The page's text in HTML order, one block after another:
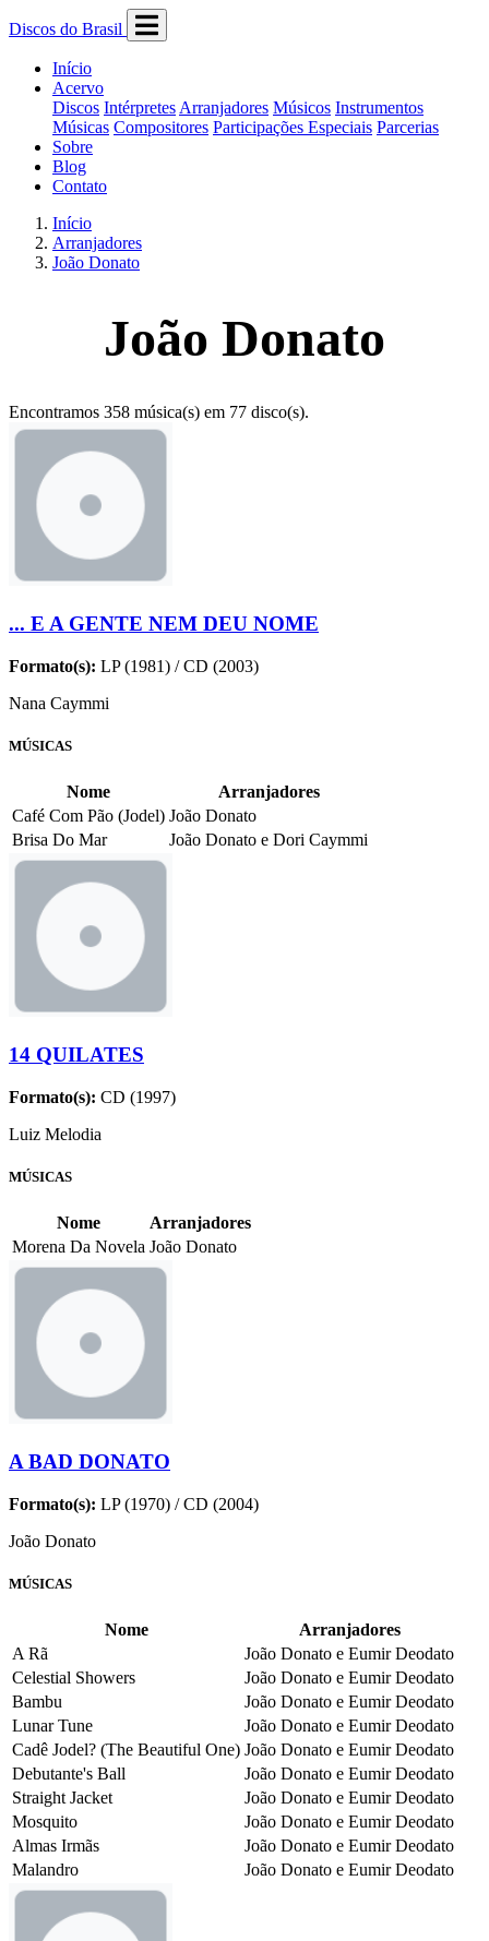
Discos do Brasil
Início
Acervo
Discos Intérpretes Arranjadores Músicos Instrumentos
Músicas Compositores Participações Especiais Parcerias
Sobre
Blog
Contato
Início
Arranjadores
João Donato
João Donato
Encontramos 358 música(s) em 77 disco(s).
... E A GENTE NEM DEU NOME
Formato(s): LP (1981) / CD (2003)
Nana Caymmi
MÚSICAS
Nome
Arranjadores
Café Com Pão (Jodel) João Donato
Brisa Do Mar
João Donato e Dori Caymmi
14 QUILATES
Formato(s): CD (1997)
Luiz Melodia
MÚSICAS
Nome
Arranjadores
Morena Da Novela João Donato
A BAD DONATO
Formato(s): LP (1970) / CD (2004)
João Donato
MÚSICAS
Nome
Arranjadores
A Rã
João Donato e Eumir Deodato
Celestial Showers
João Donato e Eumir Deodato
Bambu
João Donato e Eumir Deodato
Lunar Tune
João Donato e Eumir Deodato
Cadê Jodel? (The Beautiful One) João Donato e Eumir Deodato
Debutante's Ball
João Donato e Eumir Deodato
Straight Jacket
João Donato e Eumir Deodato
Mosquito
João Donato e Eumir Deodato
Almas Irmãs
João Donato e Eumir Deodato
Malandro
João Donato e Eumir Deodato